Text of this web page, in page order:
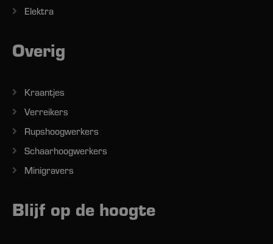
Elektra
Overig
Kraantjes
Verreikers
Rupshoogwerkers
Schaarhoogwerkers
Minigravers
Blijf op de hoogte